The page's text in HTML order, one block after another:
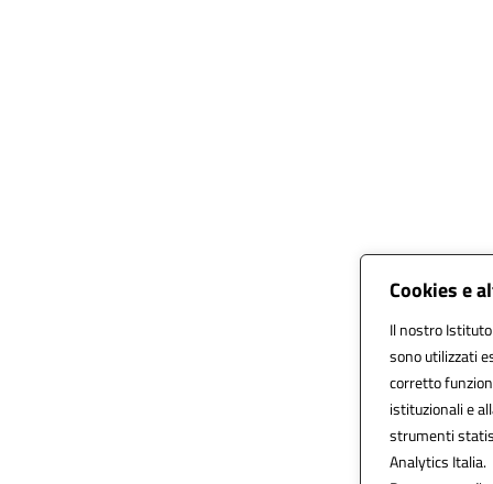
Cookies e
Il nostro
sono utilizzati
corretto
istituzionali e
strumenti
Analytics Italia.